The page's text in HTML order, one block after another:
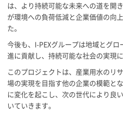
は、より持続可能な未来への道を開
が環境への負荷低減と企業価値の向
た。
今後も、 I-PEXグループは地域とグ
進に貢献し、持続可能な社会の実現
このプロジェクトは、産業用水のリ
場の実現を目指す他の企業の模範と
に変化を起こし、次の世代により良
いていきます。